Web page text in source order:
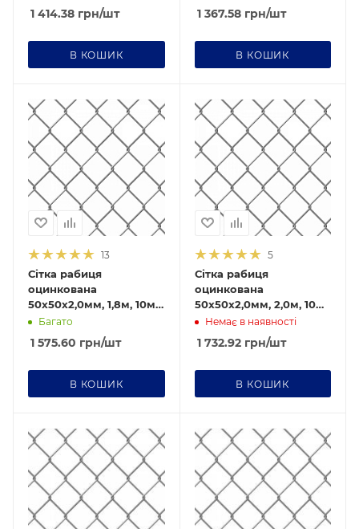
1 414.38 грн/шт
В КОШИК
1 367.58грн/шт
В КОШИК
13
Сітка рабиця
оцинкована
50х50х2,0мм, 1,8м, 10м/
п Багато
1 575.60 грн/шт
В КОШИК
Новинка
Да
5
Сітка рабиця
оцинкована
50х50х2,0мм, 2,0м, 10м/
п Немає в наявності
1 732.92грн/шт
В КОШИК
Діаметр дроту Ø
2,0
Ячейка
65х65
Діаметр дроту Ø
1,8
Ячейка
65х65